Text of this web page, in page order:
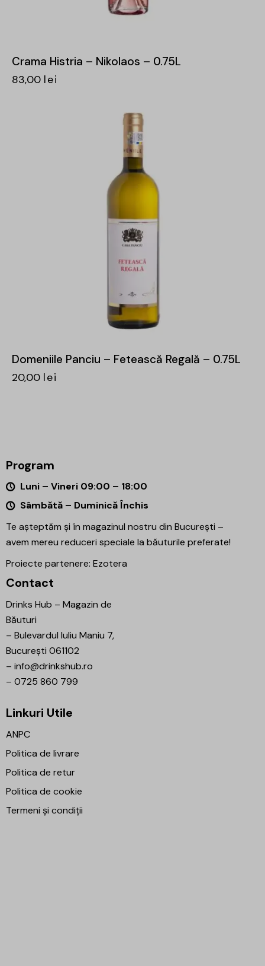
Crama Histria – Nikolaos – 0.75L
83,00 lei
Domeniile Panciu – Fetească Regală – 0.75L
20,00 lei
Program
Luni – Vineri 09:00 – 18:00
Sâmbătă – Duminică Închis
Te așteptăm și în magazinul nostru din București –
avem mereu reduceri speciale la băuturile preferate!
Proiecte partenere: Ezotera
Contact
Drinks Hub – Magazin de
Băuturi
– Bulevardul Iuliu Maniu 7,
București 061102
– info@drinkshub.ro
– 0725 860 799
Linkuri Utile
ANPC
Politica de livrare
Politica de retur
Politica de cookie
Termeni și condiții